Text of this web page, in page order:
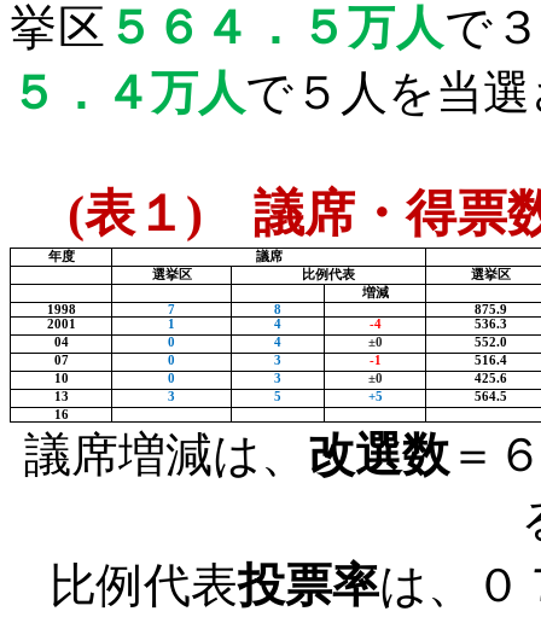
挙区 ５６４．５万人で
５．４万人で５人を当
(表１ ) 議席・得票
年度
議席
選挙区
比例代表
選挙区
増減
1998
7 8
875.9
2001
1 4 -4
536.3
04
0 4 ±0
552.0
07
0 3 -1
516.4
10
0 3 ±0
425.6
13
3 5 +5
564.5
16
議席増減は、 改選数＝
比例代表投票率は、０